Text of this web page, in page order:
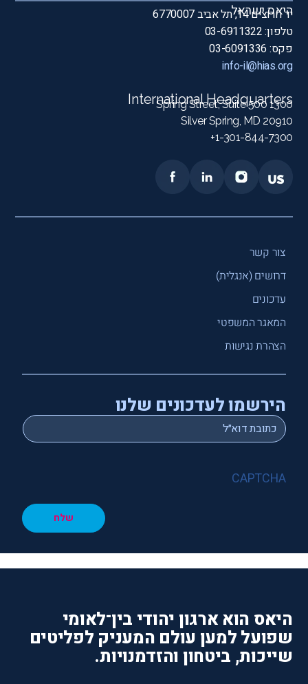
היאס ישראל
יד חרוצים 14, תל אביב 6770007
טלפון: 03-6911322
פקס: 03-6091336
info-il@hias.org
International Headquarters
1300 Spring Street, Suite 500
Silver Spring, MD 20910
1-301-844-7300+
צור קשר
דרושים (אנגלית)
עדכונים
המאגר המשפטי
הצהרת נגישות
הירשמו לעדכונים שלנו
Email
*
CAPTCHA
שלח
היאס הוא ארגון יהודי בין־לאומי
שפועל למען עולם המעניק לפליטים
שייכות, ביטחון והזדמנויות.